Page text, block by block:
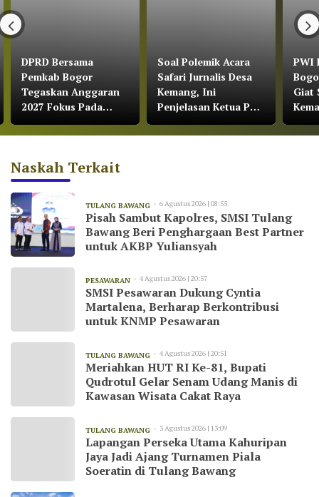
DPRD Bersama
Pemkab Bogor
Tegaskan Anggaran
2027 Fokus Pada
Pertumbuhan
Ekonomi dan
Pembangunan
Soal Polemik Acara
Safari Jurnalis Desa
Kemang, Ini
Penjelasan Ketua PWI
Kabupaten Bogor
PWI
Giat
Naskah Terkait
TULANG BAWANG 6 Agustus 2026 | 08:55
Pisah Sambut Kapolres, SMSI Tulang
Bawang Beri Penghargaan Best Partner
untuk AKBP Yuliansyah
PESAWARAN 4 Agustus 2026 | 20:57
SMSI Pesawaran Dukung Cyntia
Martalena, Berharap Berkontribusi
untuk KNMP Pesawaran
TULANG BAWANG 4 Agustus 2026 | 20:51
Meriahkan HUT RI Ke-81, Bupati
Qudrotul Gelar Senam Udang Manis di
Kawasan Wisata Cakat Raya
TULANG BAWANG 3 Agustus 2026 | 13:09
Lapangan Perseka Utama Kahuripan
Jaya Jadi Ajang Turnamen Piala
Soeratin di Tulang Bawang